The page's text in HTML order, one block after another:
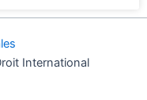
International